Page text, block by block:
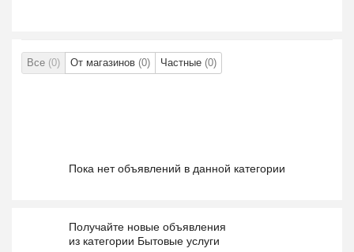
Все (0) От магазинов (0) Частные (0)
Пока нет объявлений в данной категории
Получайте новые объявления
из категории Бытовые услуги